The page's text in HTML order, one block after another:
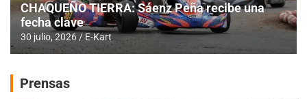
CHAQUEÑO TIERRA: Sáenz Peña recibe una
fecha clave
30 julio, 2026 E-Kart
Prensas